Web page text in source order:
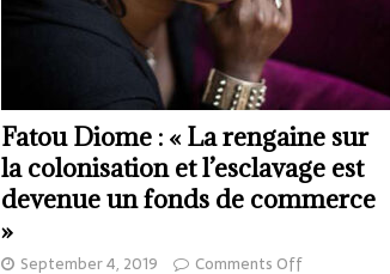
Fatou Diome : « La rengaine sur
la colonisation et l’esclavage est
devenue un fonds de commerce
»
September 4, 2019 Comments Off